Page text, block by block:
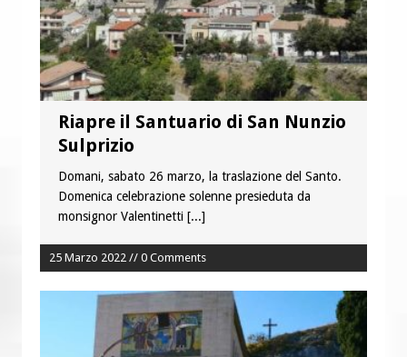
Riapre il Santuario di San Nunzio
Sulprizio
Domani, sabato 26 marzo, la traslazione del Santo.
Domenica celebrazione solenne presieduta da
monsignor Valentinetti [...]
25 Marzo 2022 // 0 Comments